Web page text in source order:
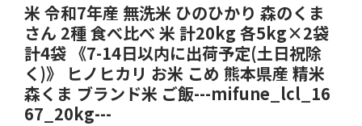
米 令和7年産 無洗米 ひのひかり 森のくま
さん 2種 食べ比べ 米 計20kg 各5kg×2袋
計4袋 《7-14日以内に出荷予定(土日祝除
く)》 ヒノヒカリ お米 こめ 熊本県産 精米
森くま ブランド米 ご飯---mifune_lcl_16
67_20kg---